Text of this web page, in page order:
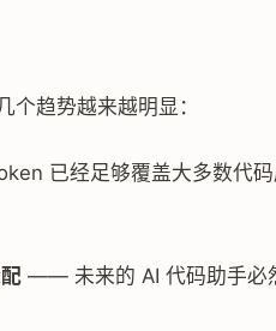
趋势越来越明显：
已经足够覆盖大多数代码
—— 未来的 AI 代码助手必